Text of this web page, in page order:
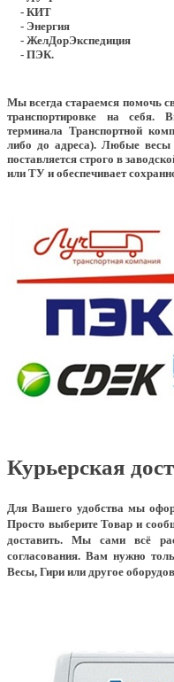
- КИТ
- Энергия
- ЖелДорЭкспедиция
- ПЭК.
Мы всегда стараемся помочь
транспортировке на себя.
терминала Транспортной
либо до адреса). Любые весы
поставляется строго в
или ТУ и обеспечивает
Курьерская
Для Вашего удобства мы
Просто выберите Товар и
доставить. Мы сами всё
согласования. Вам нужно
Весы, Гири или другое